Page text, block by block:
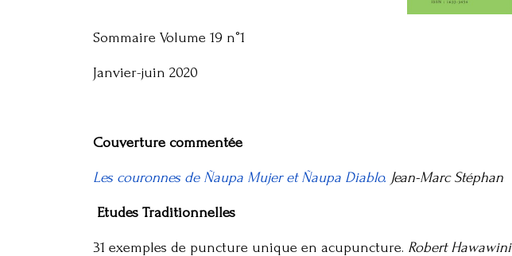
Sommaire Volume 19 n°1
Janvier-juin 2020
Couverture commentée
Les couronnes de Ñaupa Mujer et Ñaupa Diablo. Jean-Marc Stéphan
Etudes Traditionnelles
31 exemples de puncture unique en acupuncture. Robert Hawawini